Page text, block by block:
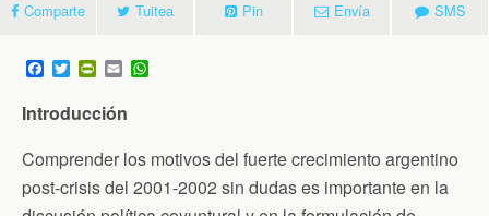
Comparte Tuitea Pin Envía SMS
F
a
e
o
o
k
T
w
t
e
r
P
n
F
r
i
e
E
m
i
A
p
p
Introducción
Comprender los motivos del fuerte crecimiento argentino
post-crisis del 2001-2002 sin dudas es importante en la